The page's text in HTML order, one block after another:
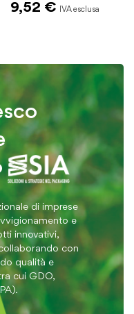
9,52 €
di imprese
e
innovativi,
con
qualità e
cui GDO,